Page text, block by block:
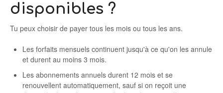
disponibles ?
Tu peux choisir de payer tous les mois ou tous les ans.
Les forfaits mensuels continuent jusqu'à ce qu'on les annule
et durent au moins 3 mois.
Les abonnements annuels durent 12 mois et se
renouvellent automatiquement, sauf si on reçoit une